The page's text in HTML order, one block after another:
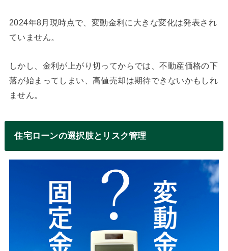
2024年8月現時点で、変動金利に大きな変化は発表され
ていません。
しかし、金利が上がり切ってからでは、不動産価格の下
落が始まってしまい、高値売却は期待できないかもしれ
ません。
住宅ローンの選択肢とリスク管理